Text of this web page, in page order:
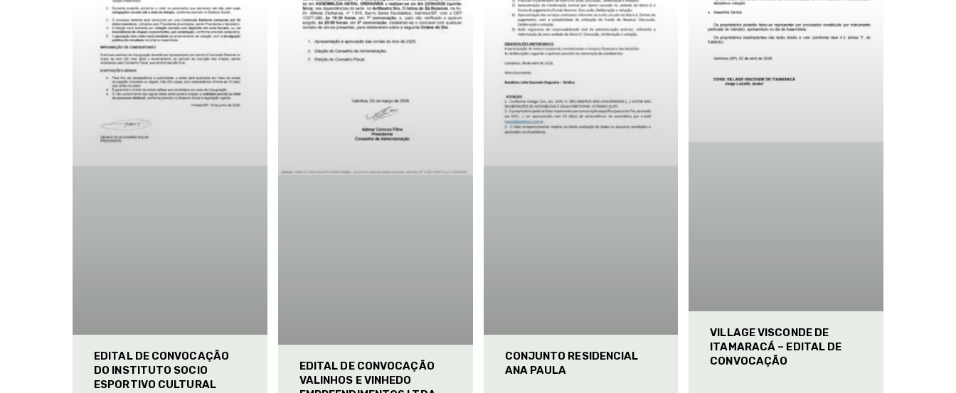
EDITAL DE CONVOCAÇÃO
DO INSTITUTO SOCIO
ESPORTIVO CULTURAL
EDITAL DE CONVOCAÇÃO
VALINHOS E VINHEDO
CONJUNTO RESIDENCIAL
ANA PAULA
VILLAGE VISCONDE DE
ITAMARACÁ – EDITAL DE
CONVOCAÇÃO